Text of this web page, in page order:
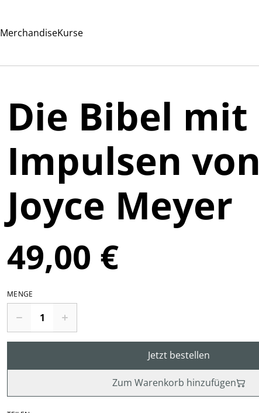
MerchandiseKurse
Die Bibel mit
Impulsen von
Joyce Meyer
49,00 €
MENGE
Jetzt bestellen
Zum Warenkorb hinzufügen